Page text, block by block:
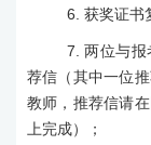
6. 获奖证书
7.两位与报
荐信（其中一位
教师，推荐信请
上完成）；